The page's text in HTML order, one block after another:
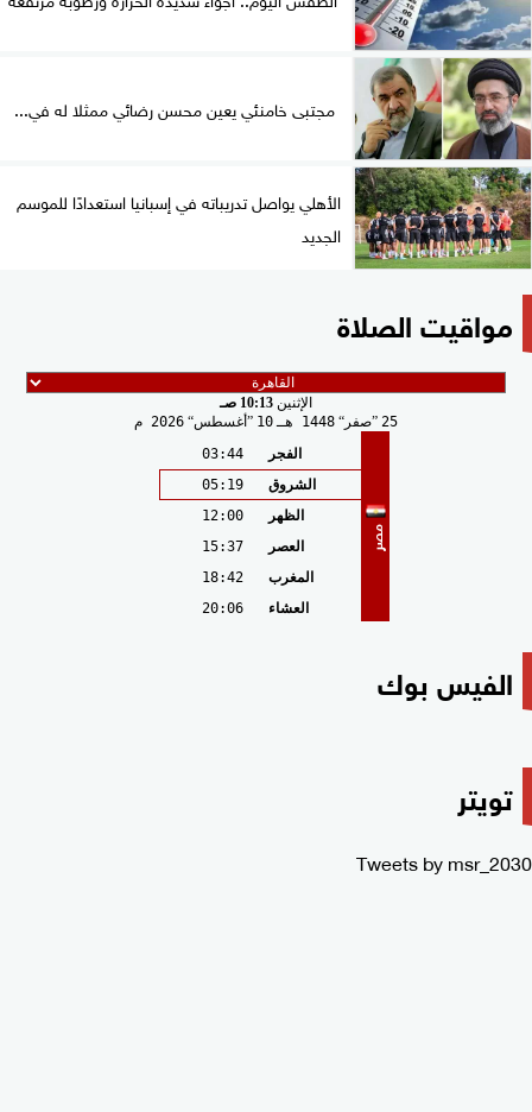
مجتبى خامنئي يعين محسن رضائي ممثلا له في...
الأهلي يواصل تدريباته في إسبانيا استعدادًا للموسم
الجديد
مواقيت الصلاة
الإثنين 10:13 صـ
25 صفر 1448 هـ 10 أغسطس 2026 م
مصر
الفجر
03:44
الشروق
05:19
الظهر
12:00
العصر
15:37
المغرب
18:42
العشاء
20:06
الفيس بوك
تويتر
Tweets by msr_2030